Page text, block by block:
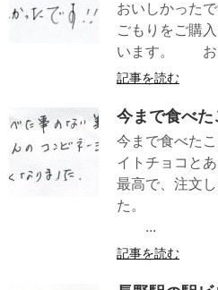
おいしかった
ごもりをご購
います。 お
記事を読む
今まで食べた
今まで食べた
イトチョコと
最高で、注文
...
記事を読む